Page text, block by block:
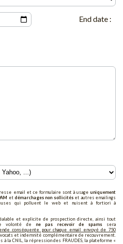
End date :
email et ce formulaire sont à usageuniquement
etdémarchages non sollicitéset autres emailings
qui polluent le web et nuisent à fortiori à
et explicite de prospection directe, ainsi tout
volonté de ne pas recevoir de spams sera
conséquente pour chaque email envoyé de 750
et indemnité complémentaire de recouvrement.
la CNIL, la répression des FRAUDES, la plateforme «